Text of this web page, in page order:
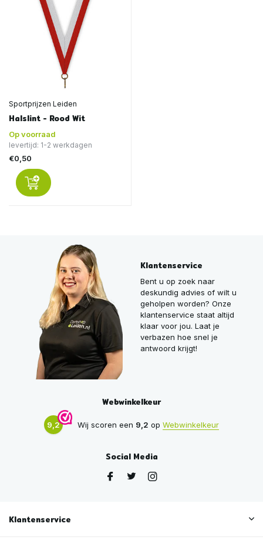
Sportprijzen Leiden
Halslint - Rood Wit
Op voorraad
levertijd: 1-2 werkdagen
€0,50
Klantenservice
Bent u op zoek naar
deskundig advies of wilt u
geholpen worden? Onze
klantenservice staat altijd
klaar voor jou. Laat je
verbazen hoe snel je
antwoord krijgt!
Webwinkelkeur
9,2 Wij scoren een 9,2 op Webwinkelkeur
Social Media
Klantenservice